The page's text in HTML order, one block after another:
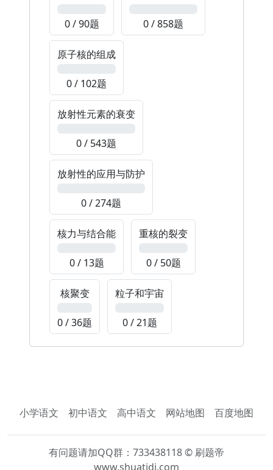
0 / 90题 0 / 858题
原子核的组成
0 / 102题
放射性元素的衰变
0 / 543题
放射性的应用与防护
0 / 274题
核力与结合能
0 / 13题
重核的裂变
0 / 50题
核聚变
0 / 36题
粒子和宇宙
0 / 21题
小学语文 初中语文 高中语文 网站地图 百度地图
有问题请加QQ群：733438118 © 刷题帝
www.shuatidi.com